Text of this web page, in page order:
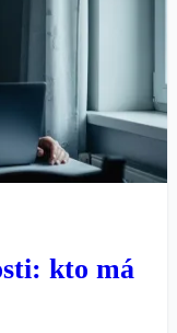
kto má